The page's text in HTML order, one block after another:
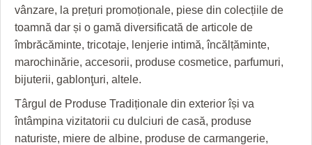
JUSTITIE
FILME DOCUMENTARE
CLIPURI VIDEO
JOCURI ONLINE
DIVERSE
vânzare, la prețuri promoționale, piese din colecțiile de
toamnă dar și o gamă diversificată de articole de
îmbrăcăminte, tricotaje, lenjerie intimă, încălțăminte,
marochinărie, accesorii, produse cosmetice, parfumuri,
bijuterii, gablonţuri, altele.
Târgul de Produse Tradiționale din exterior își va
întâmpina vizitatorii cu dulciuri de casă, produse
naturiste, miere de albine, produse de carmangerie,